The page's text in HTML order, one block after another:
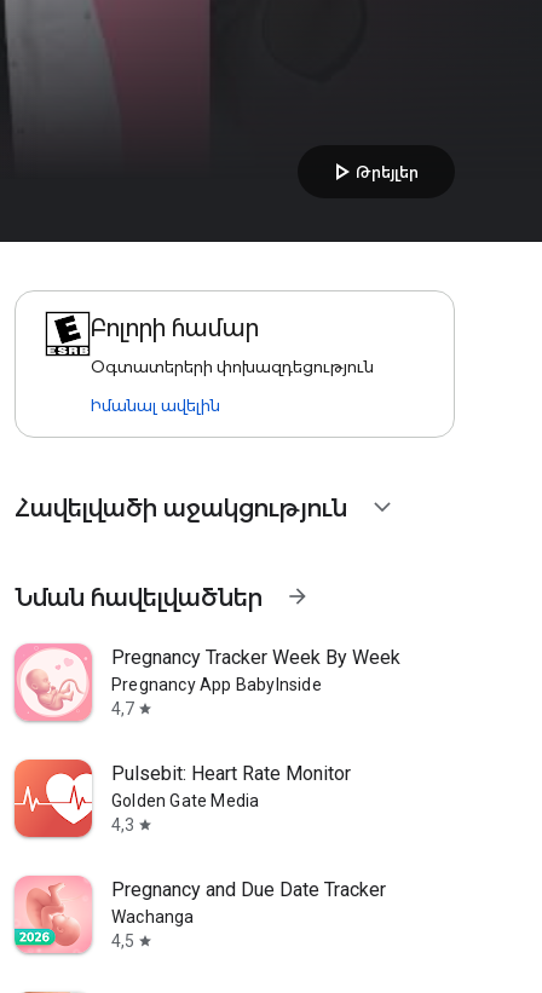
play_arrow Թրեյլեր
Բոլորի համար
Օգտատերերի փոխազդեցություն
Իմանալ ավելին
Հավելվածի աջակցություն expand_more
Նման հավելվածներ arrow_forward
Pregnancy Tracker Week By Week
Pregnancy App BabyInside
4,7 star
Pulsebit: Heart Rate Monitor
Golden Gate Media
4,3 star
Pregnancy and Due Date Tracker
Wachanga
4,5 star